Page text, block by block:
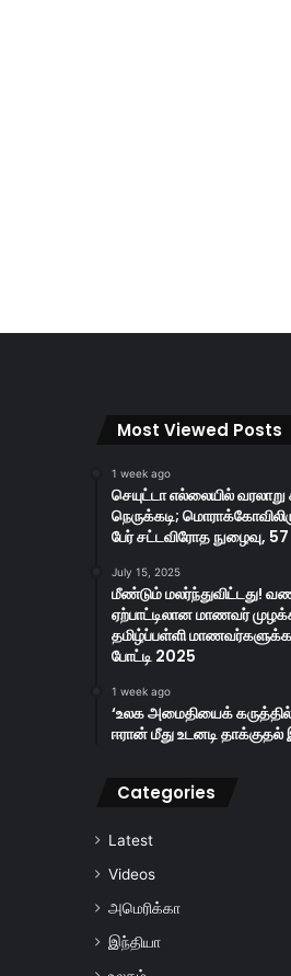
Most Viewed Posts
1 week ago
செயுட்டா எல்லையில்
நெருக்கடி;
பேர் சட்டவிரோத நுழைவு, 57
July 15, 2025
மீண்டும் மலர்ந்துவிட்டது!
ஏற்பாட்டிலான மாணவர்
தமிழ்ப்பள்ளி
போட்டி 2025
1 week ago
‘உலக அமைதியைக்
ஈரான் மீது உடனடி
Categories
Latest
Videos
அமெரிக்கா
இந்தியா